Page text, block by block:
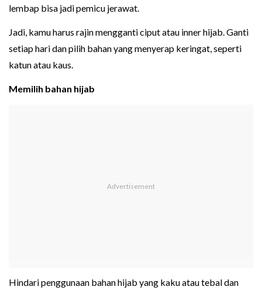
lembap bisa jadi pemicu jerawat.
Jadi, kamu harus rajin mengganti ciput atau inner hijab. Ganti
setiap hari dan pilih bahan yang menyerap keringat, seperti
katun atau kaus.
Memilih bahan hijab
Hindari penggunaan bahan hijab yang kaku atau tebal dan